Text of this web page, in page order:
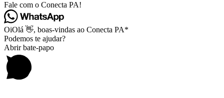
Fale com o Conecta PA!
OiOlá 👋, boas-vindas ao Conecta PA*
Podemos te ajudar?
Abrir bate-papo